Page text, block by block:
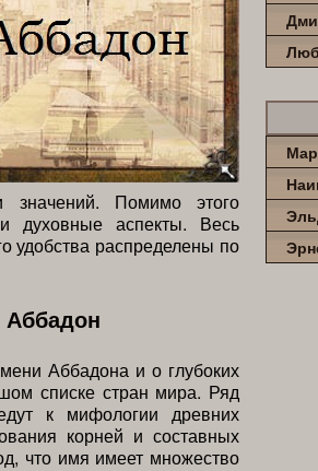
значений. Помимо этого
и духовные аспекты. Весь
удобства распределены по
Аббадон
Аббадона и о глубоких
списке стран мира. Ряд
к мифологии древних
корней и составных
что имя имеет множество